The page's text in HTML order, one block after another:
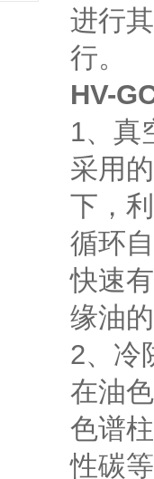
进行
行。
HV-
1、真
采用
下，
循环
快速
缘油
2、冷
在油
色谱
性碳